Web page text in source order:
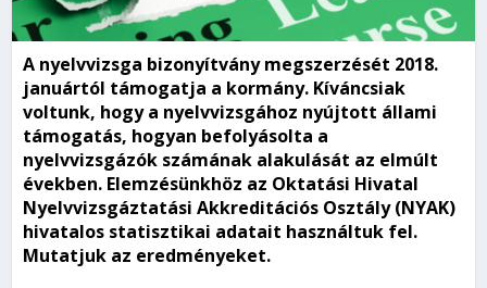
A nyelvvizsga bizonyítvány megszerzését 2018.
januártól támogatja a kormány. Kíváncsiak
voltunk, hogy a nyelvvizsgához nyújtott állami
támogatás, hogyan befolyásolta a
nyelvvizsgázók számának alakulását az elmúlt
években. Elemzésünkhöz az Oktatási Hivatal
Nyelvvizsgáztatási Akkreditációs Osztály (NYAK)
hivatalos statisztikai adatait használtuk fel.
Mutatjuk az eredményeket.